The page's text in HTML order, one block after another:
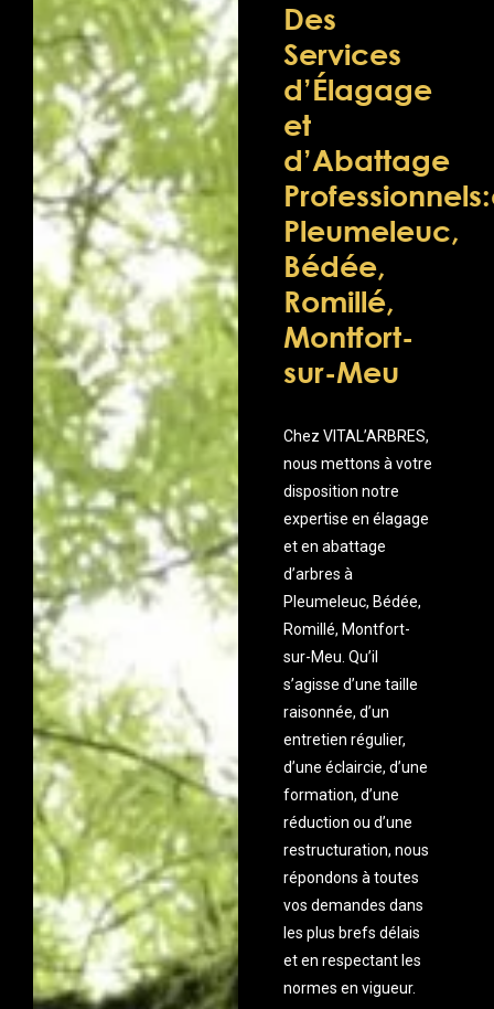
Des
Services
d’Élagage
et
d’Abattage
Pleumeleuc,
Bédée,
Romillé,
Montfort-
sur-Meu
Chez VITAL’ARBRES,
nous mettons à votre
disposition notre
expertise en élagage
et en abattage
d’arbres à
Pleumeleuc, Bédée,
Romillé, Montfort-
sur-Meu. Qu’il
s’agisse d’une taille
raisonnée, d’un
entretien régulier,
d’une éclaircie, d’une
formation, d’une
réduction ou d’une
restructuration, nous
répondons à toutes
vos demandes dans
les plus brefs délais
et en respectant les
normes en vigueur.